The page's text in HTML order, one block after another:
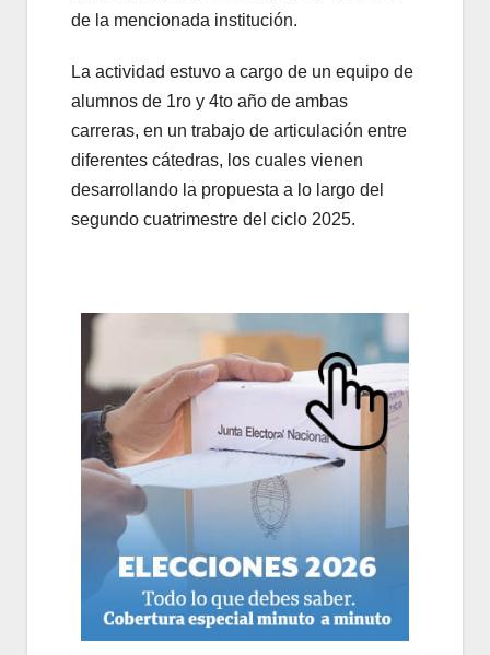
de la mencionada institución.
La actividad estuvo a cargo de un equipo de
alumnos de 1ro y 4to año de ambas
carreras, en un trabajo de articulación entre
diferentes cátedras, los cuales vienen
desarrollando la propuesta a lo largo del
segundo cuatrimestre del ciclo 2025.